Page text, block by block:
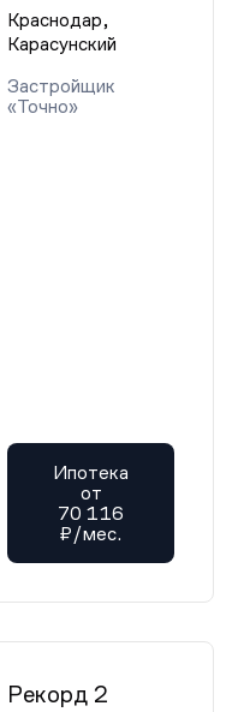
Краснодар,
Карасунский
Застройщик
«Точно»
Ипотека
от
70 116
₽/мес.
Рекорд 2